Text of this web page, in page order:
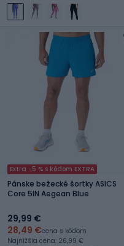
Extra -5 % s kódom EXTRA
Pánske bežecké šortky ASICS
Core 5IN Aegean Blue
29,99 €
28,49 €cena s kódom
Najnižšia cena: 26,99 €